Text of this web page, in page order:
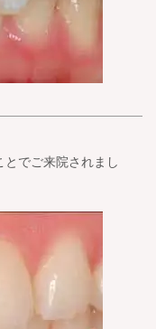
でご来院されまし